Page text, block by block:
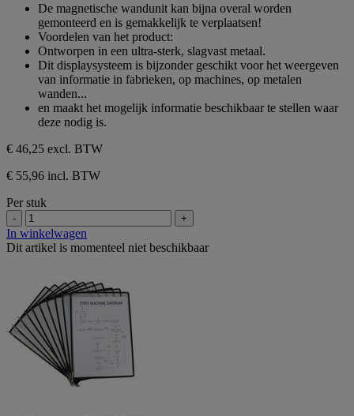
sterren.
De magnetische wandunit kan bijna overal worden
gemonteerd en is gemakkelijk te verplaatsen!
Voordelen van het product:
Ontworpen in een ultra-sterk, slagvast metaal.
Dit displaysysteem is bijzonder geschikt voor het weergeven
van informatie in fabrieken, op machines, op metalen
wanden...
en maakt het mogelijk informatie beschikbaar te stellen waar
deze nodig is.
€ 46,25 excl. BTW
€ 55,96 incl. BTW
Per stuk
- +
In winkelwagen
Dit artikel is momenteel niet beschikbaar